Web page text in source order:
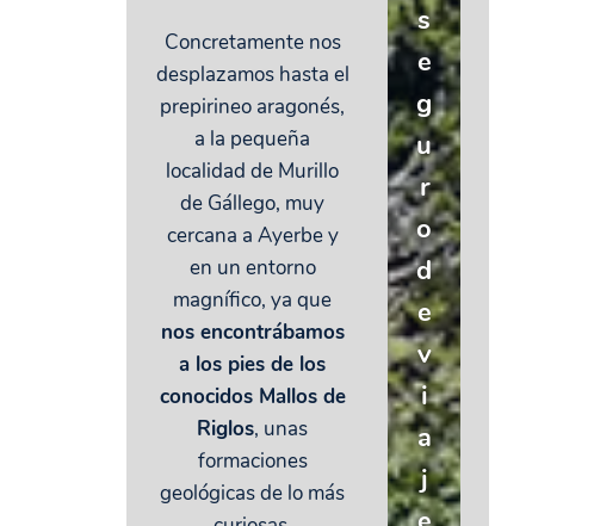
Concretamente nos
desplazamos hasta el
prepirineo aragonés,
a la pequeña
localidad de Murillo
de Gállego, muy
cercana a Ayerbe y
en un entorno
magnífico, ya que
nos encontrábamos
a los pies de los
conocidos Mallos de
Riglos, unas
formaciones
geológicas de lo más
s
e
g
u
r
o
d
e
v
i
a
j